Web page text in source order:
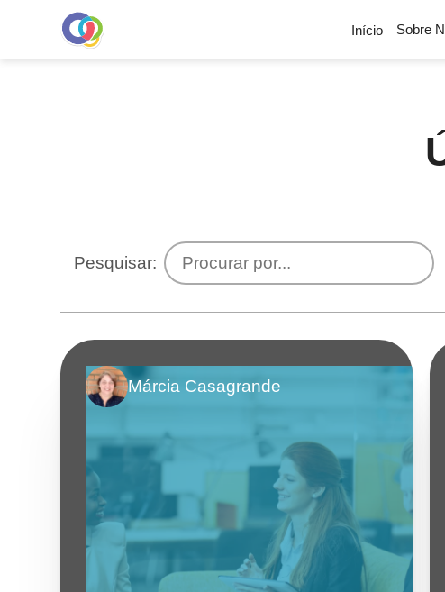
Início Sobre
Pesquisar:
Márcia Casagrande